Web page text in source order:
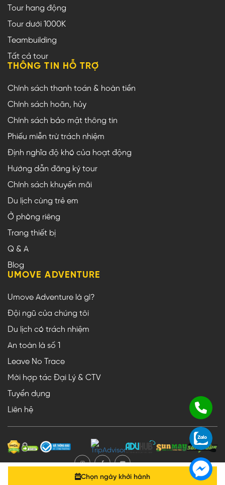
Chọn ngày khởi hành
Tour hang động
Tour dưới 1000K
Teambuilding
Tất cả tour
THÔNG TIN HỖ TRỢ
Chính sách thanh toán & hoàn tiền
Chính sách hoãn, hủy
Chính sách bảo mật thông tin
Phiếu miễn trừ trách nhiệm
Định nghĩa độ khó của hoạt động
Hướng dẫn đăng ký tour
Chính sách khuyến mãi
Du lịch cùng trẻ em
Ở phòng riêng
Trang thiết bị
Q & A
Blog
UMOVE ADVENTURE
Umove Adventure là gì?
Đội ngũ của chúng tôi
Du lịch có trách nhiệm
An toàn là số 1
Leave No Trace
Mời hợp tác Đại Lý & CTV
Tuyển dụng
Liên hệ